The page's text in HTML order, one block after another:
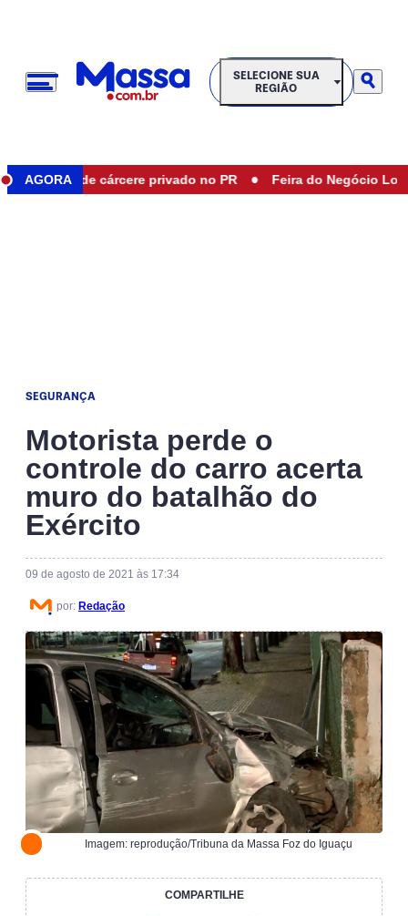
SELECIONE SUA REGIÃO
SELECIONE SUA
REGIÃO
AGORAde cárcere privado no PR • Feira do Negócio Local
SEGURANÇA
Motorista perde o
controle do carro acerta
muro do batalhão do
Exército
09 de agosto de 2021 às 17:34
por: Redação
Imagem: reprodução/Tribuna da Massa Foz do Iguaçu
COMPARTILHE